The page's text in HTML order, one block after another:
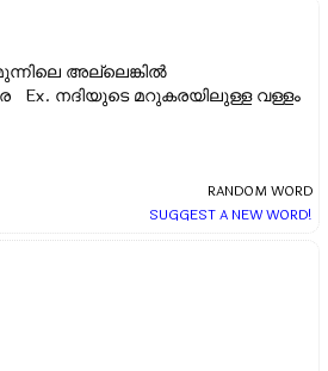
അല്ലെങ്കില്‍
Ex. നദിയുടെ മറുകരയിലുള്ള വള്ളം
RANDOM WORD
SUGGEST A NEW WORD!